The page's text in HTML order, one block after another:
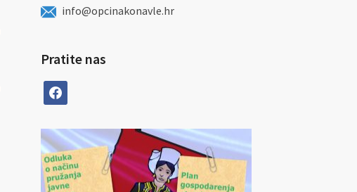
info@opcinakonavle.hr
Pratite nas
facebook